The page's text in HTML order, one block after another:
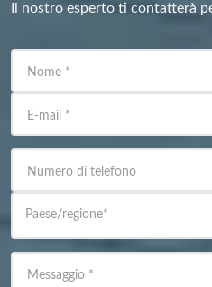
Il nostro esperto ti contatterà
Nome *
E-mail *
Numero di telefono
Paese/regione*
Messaggio *